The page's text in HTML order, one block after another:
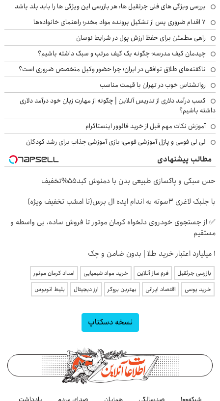
بررسی ویژگی های فنی جرثقیل ها: هر بازرسی این ویژگی ها را باید بلد باشد
۷ اقدام ضروری پس از تشکیل پرونده مواد مخدر؛ راهنمای خانواده‌ها
راهی مطمئن برای حفظ ارزش پول در شرایط نوسان
چیدمان کیف مدرسه؛ چگونه یک کیف مرتب و سبک داشته باشیم؟
ناگفته‌های طلاق توافقی در ایران؛ چرا حضور وکیل متخصص ضروری است؟
روانشناس خوب در تهران با قیمت مناسب
کسب درآمد دلاری از تدریس آنلاین | چگونه از مهارت زبان خود درآمد دلاری
داشته باشیم؟
آموزش نکات مهم قبل از خرید فالوور اینستاگرام
لی لی فومی و پازل آموزشی فومی؛ بازی آموزشی جذاب برای رشد کودکان
مطالب پیشنهادی
حس سبکی و پاکسازی طبیعی بدن با دمنوش کبد55%تخفیف
با جلبک لاغری 3سوته به اندام ایده ال برس(تا امشب تخفیف ویژه)
✅ از جستجوی خودروی دلخواه کرمان موتور تا فروش ساده، بی واسطه و
مستقیم
۱ میلیارد اعتبار خرید طلا | بدون ضامن و چک
بازرسی جرثقیل فرم ساز آنلاین خرید مواد شیمیایی
امداد کرمان موتور
خرید یوسی
اقتصاد ایرانی بهترین بروکر ارز دیجیتال بلیط اتوبوس
نسخه دسکتاپ